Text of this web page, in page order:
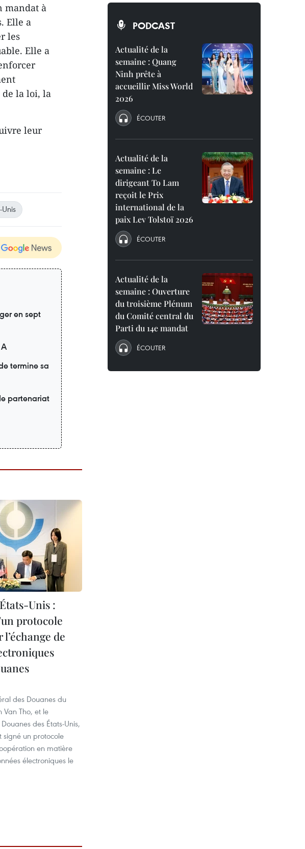
mandat à
Elle a
les
Elle a
de la loi, la
leur
Unis
en sept
termine sa
partenariat
Unis :
protocole
l’échange de
des Douanes du
Van Tho, et le
des États-Unis,
signé un protocole
en matière
électroniques le
PODCAST
Actualité de la
semaine : Quang
Ninh prête à
accueillir Miss World
2026
ÉCOUTER
Actualité de la
semaine : Le
dirigeant To Lam
reçoit le Prix
international de la
paix Lev Tolstoï 2026
ÉCOUTER
Actualité de la
semaine : Ouverture
du troisième Plénum
du Comité central du
Parti du 14e mandat
ÉCOUTER